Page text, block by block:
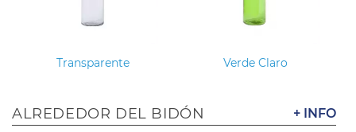
Transparente Verde Claro
+ INFO
ALREDEDOR DEL BIDÓN